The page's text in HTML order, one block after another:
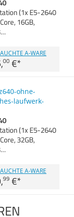
Gehäuse
(1x E5-2640
16GB,
A-WARE
00 €*
(1x E5-2640
32GB,
A-WARE
99 €*